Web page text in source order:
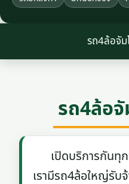
รถ4ล้อจัม
รถ4ล้อ
เปิดบริการกันทุก
เรามีรถ4ล้อใหญ่รับ